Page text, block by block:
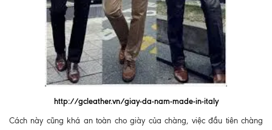
http://gcleather.vn/giay-da-nam-made-in-italy
Cách này cũng khá an toàn cho giày của chàng, việc đầu tiên chàng